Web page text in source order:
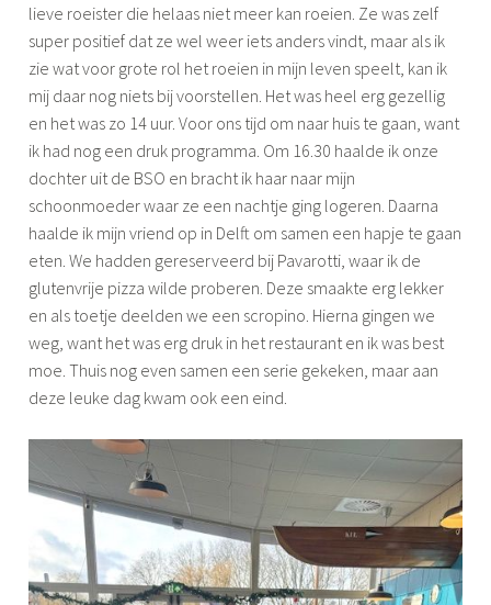
lieve roeister die helaas niet meer kan roeien. Ze was zelf
super positief dat ze wel weer iets anders vindt, maar als ik
zie wat voor grote rol het roeien in mijn leven speelt, kan ik
mij daar nog niets bij voorstellen. Het was heel erg gezellig
en het was zo 14 uur. Voor ons tijd om naar huis te gaan, want
ik had nog een druk programma. Om 16.30 haalde ik onze
dochter uit de BSO en bracht ik haar naar mijn
schoonmoeder waar ze een nachtje ging logeren. Daarna
haalde ik mijn vriend op in Delft om samen een hapje te gaan
eten. We hadden gereserveerd bij Pavarotti, waar ik de
glutenvrije pizza wilde proberen. Deze smaakte erg lekker
en als toetje deelden we een scropino. Hierna gingen we
weg, want het was erg druk in het restaurant en ik was best
moe. Thuis nog even samen een serie gekeken, maar aan
deze leuke dag kwam ook een eind.